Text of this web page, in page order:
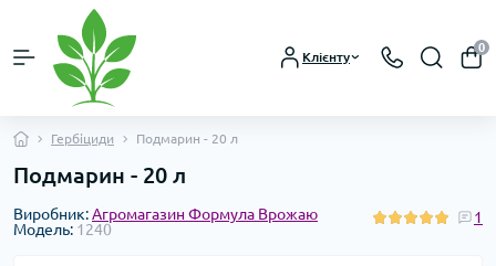
Клієнту
0
Гербіциди Подмарин - 20 л
Подмарин - 20 л
Виробник:Агромагазин Формула Врожаю
Модель: 1240
1